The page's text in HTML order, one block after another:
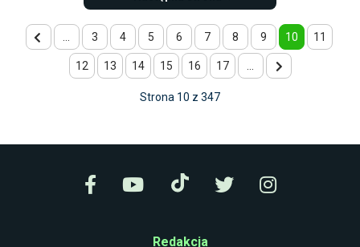
3 4 5 6 7 8 9 10 11
12 13 14 15 16 17
Strona 10 z 347
Redakcja